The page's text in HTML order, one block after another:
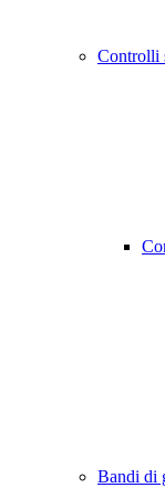
Controlli
Bandi di